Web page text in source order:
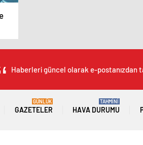
Haberleri güncel olarak e-postanızdan
GAZETELER
GÜNLÜK
HAVA DURUMU
TAHMİNİ